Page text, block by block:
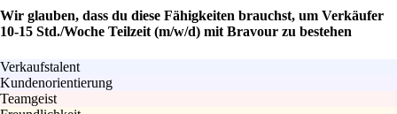
Wir glauben, dass du diese Fähigkeiten brauchst, um Verkäufer
10-15 Std./Woche Teilzeit (m/w/d) mit Bravour zu bestehen
Verkaufstalent
Kundenorientierung
Teamgeist